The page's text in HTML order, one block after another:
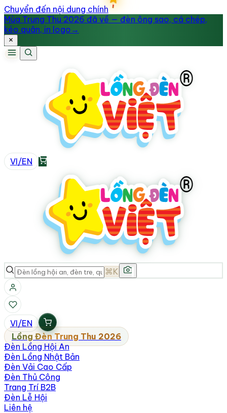
Chuyển đến nội dung chính
Mùa Trung Thu 2026 đã về — đèn ông sao, cá chép,
kéo quân, in logo →
VI/EN
⌘K
VI/EN
Lồng Đèn Trung Thu 2026
Đèn Lồng Hội An
Đèn Lồng Nhật Bản
Đèn Vải Cao Cấp
Đèn Thủ Công
Trang Trí B2B
Đèn Lễ Hội
Liên hệ